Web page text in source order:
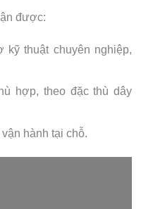
được:
kỹ thuật chuyên nghiệp,
hợp, theo đặc thù dây
hành tại chỗ.